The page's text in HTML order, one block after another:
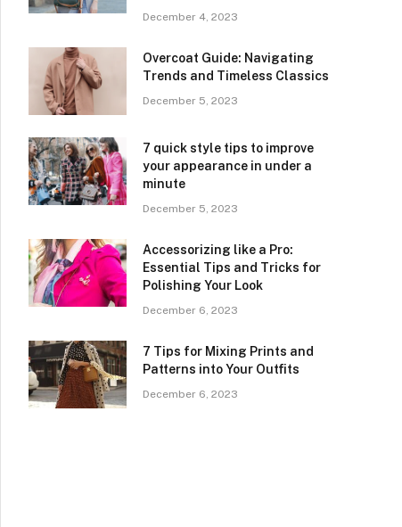
December 4, 2023
Overcoat Guide: Navigating
Trends and Timeless Classics
December 5, 2023
7 quick style tips to improve
your appearance in under a
minute
December 5, 2023
Accessorizing like a Pro:
Essential Tips and Tricks for
Polishing Your Look
December 6, 2023
7 Tips for Mixing Prints and
Patterns into Your Outfits
December 6, 2023